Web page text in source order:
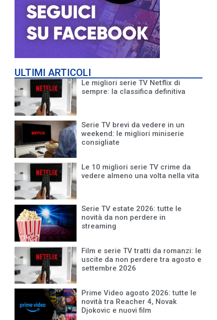
ULTIMI ARTICOLI
Le migliori serie TV Netflix di
sempre: la classifica definitiva
Serie TV brevi da vedere in un
weekend: le migliori miniserie
consigliate
Le 10 migliori serie TV crime da
vedere almeno una volta nella vita
Serie TV estate 2026: tutte le
novità da non perdere in
streaming
Film e serie TV tratti da romanzi: le
uscite da non perdere tra agosto e
settembre 2026
Prime Video agosto 2026: tutte le
novità tra Reacher 4, Novak
Djokovic e nuovi film